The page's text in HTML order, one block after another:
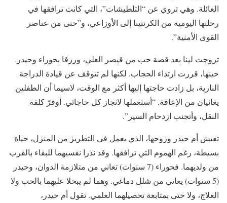
العائلة. وهي تروي عن “التلطيشات”، التي كانت ترافقها في
رحلتها اليومية من الكرنتينا إلى الأوزاعي، و”حتى من عناصر
القوى الأمنية”.
تزوجت لينا بعد قصة حب من قيصر العلي، ورزقا بحوراء وحيدر.
حينها، قررت ارتداء الحجاب. لكنها لم تتوقف عن قيادة الدراجة
النارية، بل زادت حاجتها إليها أكثر مع الوقت، لاسيما أن الطفلين
يعانيان من الإعاقة. “أستعملها لانجاز كل حاجاتي. أوفرّ كلفة
النقل، وأتجنب ازدحام السير”.
تعيش أم حيدر وزوجها، الذي يعمل في التطريز من المنزل، حياة
بسيطة، رغم الهموم التي ترافقها. وقد نذرا نفسيهما للبقاء بالقرب
من ولديهما. فحوراء (7 سنوات) تعاني من متلازمة الدوان، وحيدر
(5 سنوات) يعاني من شلل دماغي. وهما لم يبخلا عليهما بالحب ولا
العلاج، ولا حتى بمتابعة تحصيلهما العلمي. تقول أم حيدر،